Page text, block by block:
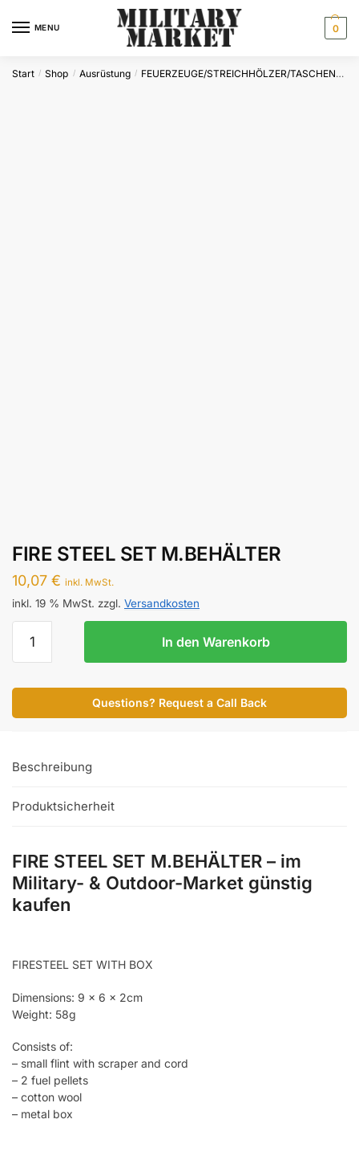
MENU 0
Start / Shop / Ausrüstung / FEUERZEUGE/STREICHHÖLZER/TASCHENÖFEN
FIRE STEEL SET M.BEHÄLTER
10,07 € inkl. MwSt.
inkl. 19 % MwSt. zzgl. Versandkosten
STEEL
M.BEHÄLTER
In den Warenkorb
Questions? Request a Call Back
Beschreibung
Produktsicherheit
FIRE STEEL SET M.BEHÄLTER – im
Military- & Outdoor-Market günstig
kaufen
FIRESTEEL SET WITH BOX
Dimensions: 9 x 6 x 2cm
Weight: 58g
Consists of:
– small flint with scraper and cord
– 2 fuel pellets
– cotton wool
– metal box